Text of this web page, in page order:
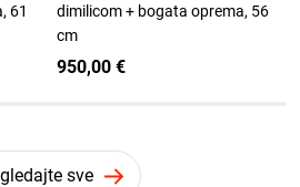
61
dimilicom + bogata oprema, 56
cm
950,00 €
sve